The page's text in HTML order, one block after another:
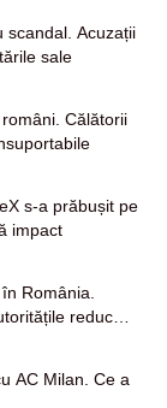
scandal. Acuzații
sale
Călătorii
s-a prăbușit pe
impact
România.
reduc
AC Milan. Ce a